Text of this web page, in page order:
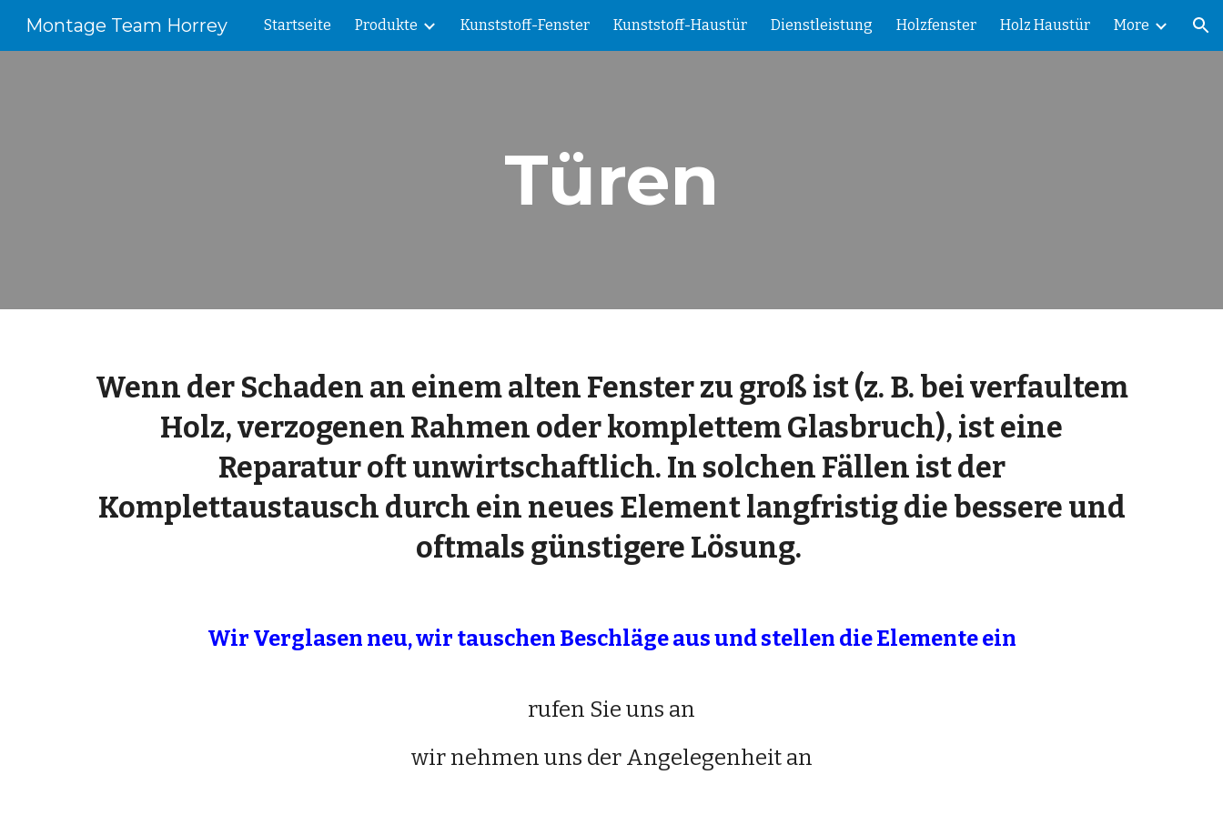
Skip to main content Skip to navigation
Montage Team Horrey Startseite Produkte Kunststoff-Fenster Kunststoff-Haustür Dienstleistung Holzfenster Holz Haustür More
Türen
Wenn der Schaden an einem alten Fenster zu groß ist (z. B. bei verfaultem
Holz, verzogenen Rahmen oder komplettem Glasbruch), ist eine
Reparatur oft unwirtschaftlich. In solchen Fällen ist der
Komplettaustausch durch ein neues Element langfristig die bessere und
oftmals günstigere Lösung.
Wir Verglasen neu, wir tauschen Beschläge aus und stellen die Elemente ein
rufen Sie uns an
wir nehmen uns der Angelegenheit an